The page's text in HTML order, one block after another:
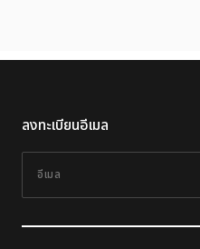
ลงทะเบียนอีเมล